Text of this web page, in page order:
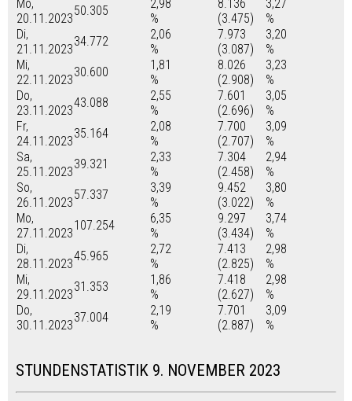
Mo,
20.11.2023
50.305
2,98
%
8.136
(3.475)
3,27
%
Di,
21.11.2023
34.772
2,06
%
7.973
(3.087)
3,20
%
Mi,
22.11.2023
30.600
1,81
%
8.026
(2.908)
3,23
%
Do,
23.11.2023
43.088
2,55
%
7.601
(2.696)
3,05
%
Fr,
24.11.2023
35.164
2,08
%
7.700
(2.707)
3,09
%
Sa,
25.11.2023
39.321
2,33
%
7.304
(2.458)
2,94
%
So,
26.11.2023
57.337
3,39
%
9.452
(3.022)
3,80
%
Mo,
27.11.2023
107.254
6,35
%
9.297
(3.434)
3,74
%
Di,
28.11.2023
45.965
2,72
%
7.413
(2.825)
2,98
%
Mi,
29.11.2023
31.353
1,86
%
7.418
(2.627)
2,98
%
Do,
30.11.2023
37.004
2,19
%
7.701
(2.887)
3,09
%
STUNDENSTATISTIK 9. NOVEMBER 2023